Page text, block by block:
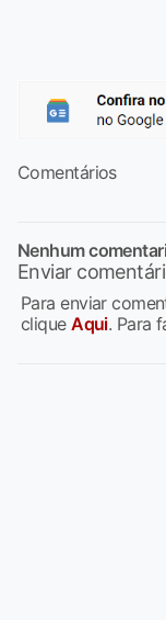
Comentários
Nenhum
Enviar
Para enviar
cliqueAqui. Para